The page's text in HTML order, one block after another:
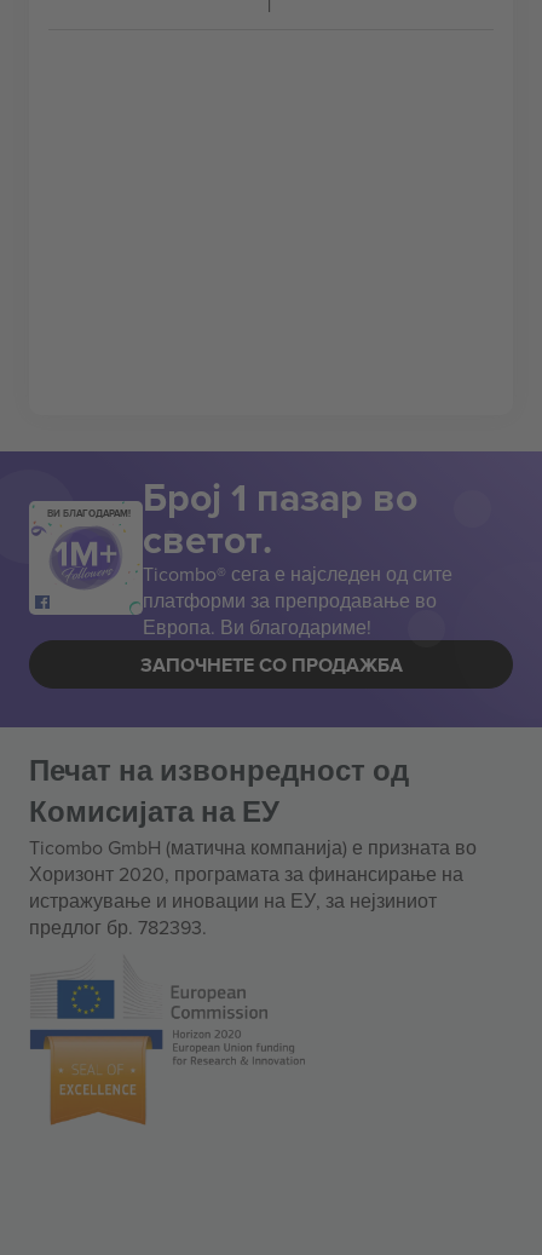
ВИ БЛАГОДАРАМ! Број 1 пазар во
светот.
Ticombo® сега е најследен од сите
платформи за препродавање во
Европа. Ви благодариме!
ЗАПОЧНЕТЕ СО ПРОДАЖБА
Печат на извонредност од
Комисијата на ЕУ
Ticombo GmbH (матична компанија) е призната во
Хоризонт 2020, програмата за финансирање на
истражување и иновации на ЕУ, за нејзиниот
предлог бр. 782393.